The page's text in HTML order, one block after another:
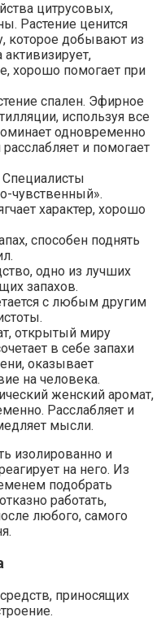
цитрусовых,
Растение ценится
которое добывают из
хорошо помогает при
спален. Эфирное
используя все
одновременно
и помогает
Специалисты
чувственный».
характер, хорошо
способен поднять
одно из лучших
запахов.
с любым другим
открытый миру
в себе запахи
оказывает
на человека.
женский аромат,
Расслабляет и
мысли.
изолированно и
на него. Из
подобрать
работать,
любого, самого
приносящих